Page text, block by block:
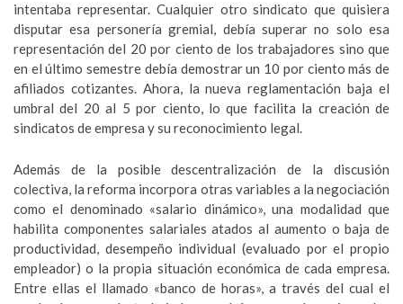
intentaba representar. Cualquier otro sindicato que quisiera
disputar esa personería gremial, debía superar no solo esa
representación del 20 por ciento de los trabajadores sino que
en el último semestre debía demostrar un 10 por ciento más de
afiliados cotizantes. Ahora, la nueva reglamentación baja el
umbral del 20 al 5 por ciento, lo que facilita la creación de
sindicatos de empresa y su reconocimiento legal.
Además de la posible descentralización de la discusión
colectiva, la reforma incorpora otras variables a la negociación
como el denominado «salario dinámico», una modalidad que
habilita componentes salariales atados al aumento o baja de
productividad, desempeño individual (evaluado por el propio
empleador) o la propia situación económica de cada empresa.
Entre ellas el llamado «banco de horas», a través del cual el